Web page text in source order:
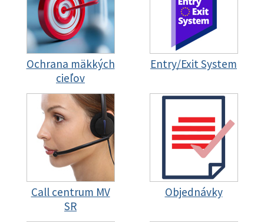
Ochrana mäkkých
cieľov
Entry/Exit System
Call centrum MV
SR
Objednávky